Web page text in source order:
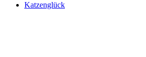
Katzenglück